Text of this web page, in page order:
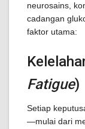
neurosains,
cadangan
faktor utama:
Fatigue)
Setiap
—mulai dari